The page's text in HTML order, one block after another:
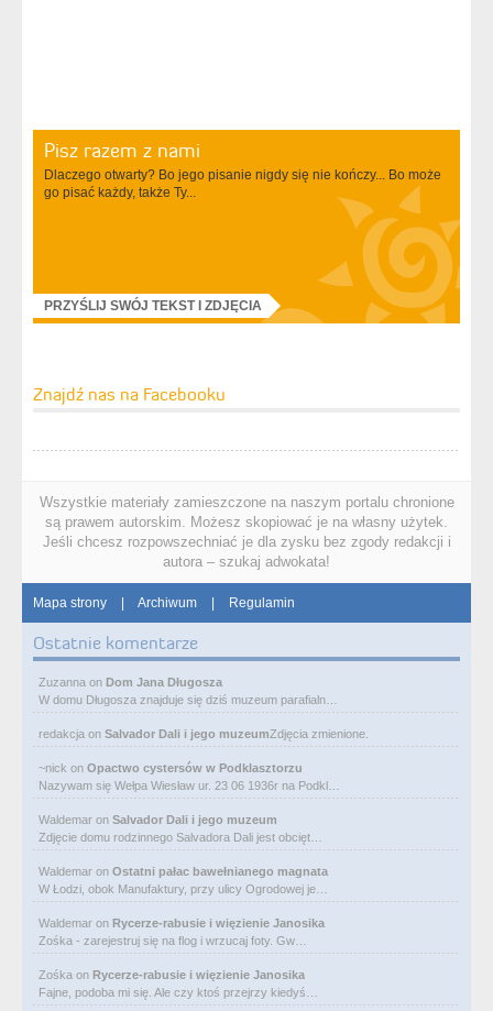
Pisz razem z nami
Dlaczego otwarty? Bo jego pisanie nigdy się nie kończy... Bo może
go pisać każdy, także Ty...
PRZYŚLIJ SWÓJ TEKST I ZDJĘCIA
Znajdź nas na Facebooku
Wszystkie materiały zamieszczone na naszym portalu chronione
są prawem autorskim. Możesz skopiować je na własny użytek.
Jeśli chcesz rozpowszechniać je dla zysku bez zgody redakcji i
autora – szukaj adwokata!
Mapa strony | Archiwum | Regulamin
Ostatnie komentarze
Zuzanna on Dom Jana Długosza
W domu Długosza znajduje się dziś muzeum parafialn…
redakcja on Salvador Dali i jego muzeumZdjęcia zmienione.
~nick on Opactwo cystersów w Podklasztorzu
Nazywam się Wełpa Wiesław ur. 23 06 1936r na Podkl…
Waldemar on Salvador Dali i jego muzeum
Zdjęcie domu rodzinnego Salvadora Dali jest obcięt…
Waldemar on Ostatni pałac bawełnianego magnata
W Łodzi, obok Manufaktury, przy ulicy Ogrodowej je…
Waldemar on Rycerze-rabusie i więzienie Janosika
Zośka - zarejestruj się na flog i wrzucaj foty. Gw…
Zośka on Rycerze-rabusie i więzienie Janosika
Fajne, podoba mi się. Ale czy ktoś przejrzy kiedyś…